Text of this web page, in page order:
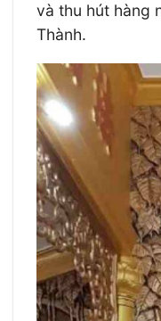
và thu hút hàng
Thành.